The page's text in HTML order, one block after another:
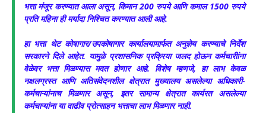
भत्ता मंजूर करण्यात आला असून, किमान 200 रुपये आणि कमाल 1500 रुपये
प्रति महिना ही मर्यादा निश्चित करण्यात आली आहे.
हा भत्ता थेट कोषागार/उपकोषागार कार्यालयामार्फत अनुज्ञेय करण्याचे निर्देश
सरकारने दिले आहेत. यामुळे प्रशासनिक प्रक्रिया जलद होऊन कर्मचारीांना
वेळेवर भत्ता मिळण्यास मदत होणार आहे. विशेष म्हणजे, हा लाभ केवळ
नक्षलग्रस्त आणि अतिसंवेदनशील क्षेत्रात मुख्यालय असलेल्या अधिकारी-
कर्मचाऱ्यांनाच मिळणार असून, इतर सामान्य क्षेत्रात कार्यरत असलेल्या
कर्मचाऱ्यांना या वाढीव प्रोत्साहन भत्ताचा लाभ मिळणार नाही.